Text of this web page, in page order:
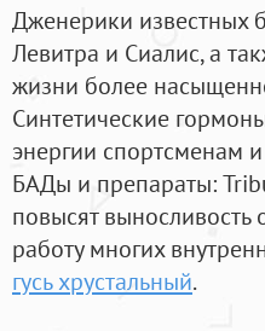
Дженерики известных
Левитра и Сиалис, а
жизни более
Синтетические
энергии спортсменам
БАДы и препараты:
повысят выносливость
работу многих
гусь хрустальный.